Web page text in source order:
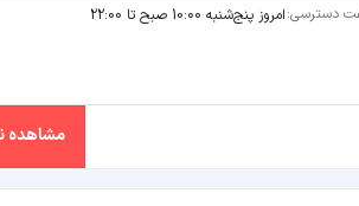
دسترسی:امروز پنج‌شنبه 10:00 صبح تا 22:00
مشاهده